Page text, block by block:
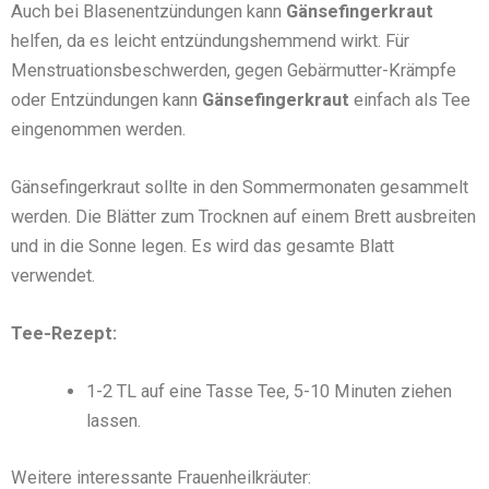
Auch bei Blasenentzündungen kann Gänsefingerkraut
helfen, da es leicht entzündungshemmend wirkt. Für
Menstruationsbeschwerden, gegen Gebärmutter-Krämpfe
oder Entzündungen kann Gänsefingerkraut einfach als Tee
eingenommen werden.
Gänsefingerkraut sollte in den Sommermonaten gesammelt
werden. Die Blätter zum Trocknen auf einem Brett ausbreiten
und in die Sonne legen. Es wird das gesamte Blatt
verwendet.
Tee-Rezept:
1-2 TL auf eine Tasse Tee, 5-10 Minuten ziehen
lassen.
Weitere interessante Frauenheilkräuter: